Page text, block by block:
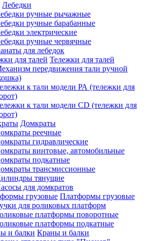
Лебедки
ручные рычажные
ручные барабанные
электрические
ручные червячные
для лебедок
Тележки для талей
передвижения тали ручной
к тали модели РА (тележки для
к тали модели CD (тележки для
Домкраты
реечные
гидравлические
винтовые, автомобильные
подкатные
трансмиссионные
тянущие
для домкратов
Платформы грузовые
для роликовых платформ
платформы поворотные
платформы подкатные
Краны и балки